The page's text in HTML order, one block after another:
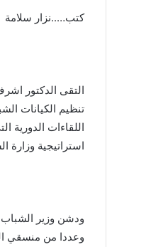
كتب…..نزار سلامة
التقى الدكتور
تنظيم الكيانات
اللقاءات الدورية
استراتيجية وزارة
ودشن وزير
وعددا من منسقي